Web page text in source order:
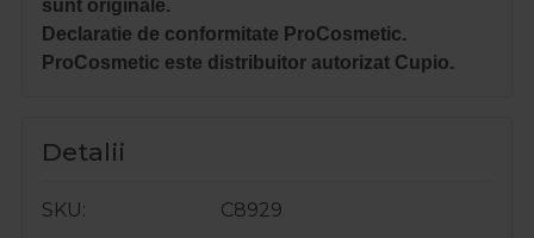
sunt originale.
Declaratie de conformitate ProCosmetic.
ProCosmetic este distribuitor autorizat Cupio.
Detalii
SKU
C8929